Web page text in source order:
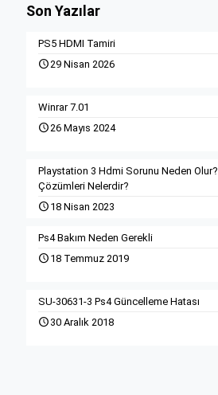
Son Yazılar
PS5 HDMI Tamiri
29 Nisan 2026
Winrar 7.01
26 Mayıs 2024
Playstation 3 Hdmi Sorunu Neden Olur?
Çözümleri Nelerdir?
18 Nisan 2023
Ps4 Bakım Neden Gerekli
18 Temmuz 2019
SU-30631-3 Ps4 Güncelleme Hatası
30 Aralık 2018